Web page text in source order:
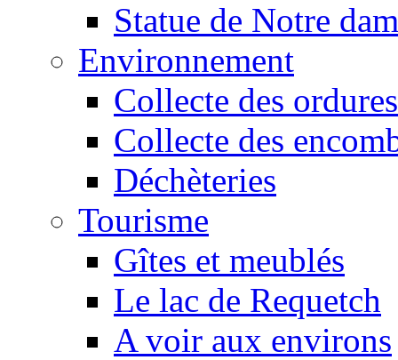
Statue de Notre
Environnement
Collecte des ordures
Collecte des
Déchèteries
Tourisme
Gîtes et meublés
Le lac de Requetch
A voir aux environs